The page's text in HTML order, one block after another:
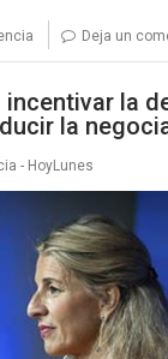
Deja un
incentivar la
la
- HoyLunes